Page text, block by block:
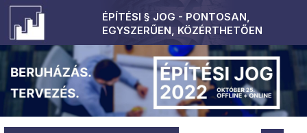
ÉPÍTÉSI § JOG - PONTOSAN,
EGYSZERŰEN, KÖZÉRTHETŐEN